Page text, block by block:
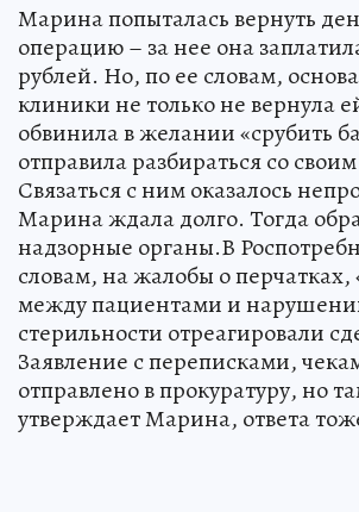
Марина попыталась вернуть
операцию – за нее она
рублей. Но, по ее словам,
клиники не только не вернула
обвинила в желании «срубить
отправила разбираться со
Связаться с ним оказалось
Марина ждала долго. Тогда
надзорные органы.В
словам, на жалобы о перчатках,
между пациентами и
стерильности отреагировали
Заявление с переписками,
отправлено в прокуратуру, но
утверждает Марина, ответа